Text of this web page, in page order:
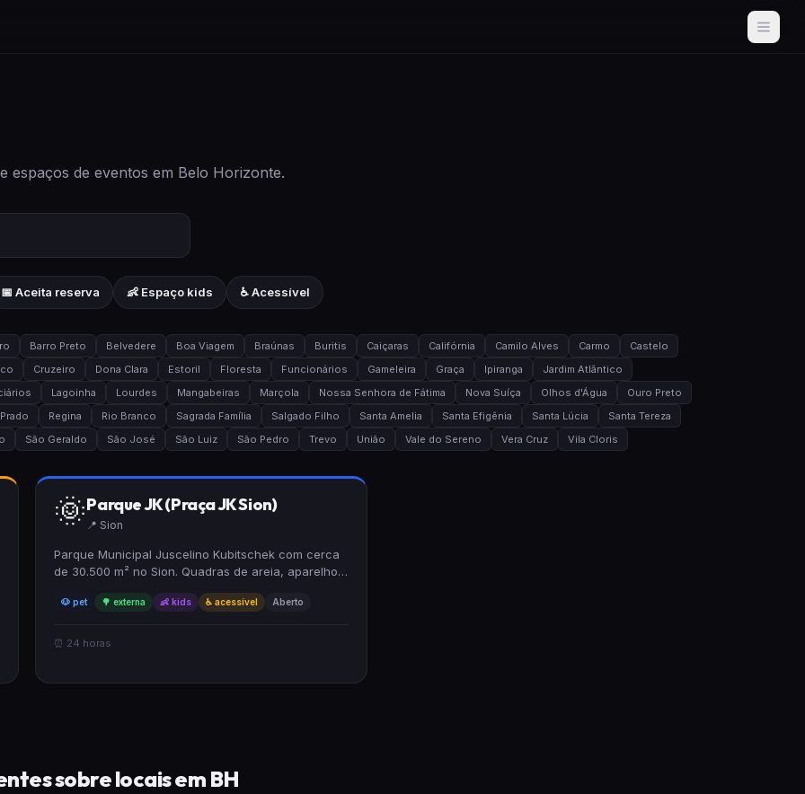
espaços de eventos em Belo Horizonte.
📅 Aceita reserva 👶 Espaço kids ♿ Acessível
Barro Preto Belvedere Boa Viagem Braúnas Buritis Caiçaras Califórnia Camilo Alves Carmo
Castelo
Cruzeiro Dona Clara Estoril Floresta Funcionários Gameleira Graça Ipiranga
Jardim Atlântico
Lagoinha Lourdes Mangabeiras Marçola Nossa Senhora de Fátima Nova Suíça Olhos d'Água
Ouro Preto
Prado Regina Rio Branco Sagrada Família Salgado Filho Santa Amelia Santa Efigênia Santa Lúcia
Santa Tereza
São Geraldo São José São Luiz São Pedro Trevo União Vale do Sereno Vera Cruz Vila Cloris
🌞Parque JK (Praça JK Sion)
📍 Sion
Parque Municipal Juscelino Kubitschek com cerca
de 30.500 m² no Sion. Quadras de areia, aparelhos
espaço para eventos culturais. Sedia festivais
Inverno, Festival Porto Blue Sound.
🐶 pet 🌳 externa 👶 kids ♿ acessível Aberto
⏰ 24 horas
sobre locais em BH